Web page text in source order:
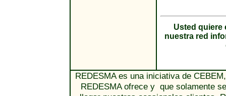
Usted quiere
nuestra red
REDESMA es una iniciativa de
REDESMA ofrece y que solamente